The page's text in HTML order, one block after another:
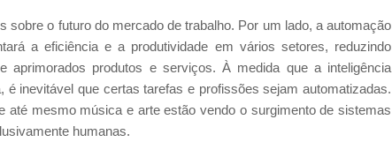
sobre o futuro do mercado de trabalho. Por um lado, a automação
a eficiência e a produtividade em vários setores, reduzindo
aprimorados produtos e serviços. À medida que a inteligência
inevitável que certas tarefas e profissões sejam automatizadas.
até mesmo música e arte estão vendo o surgimento de sistemas
humanas.